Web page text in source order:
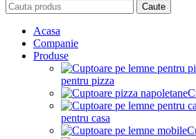
Caute
Acasa
Companie
Produse
pentru pizza
pentru casa